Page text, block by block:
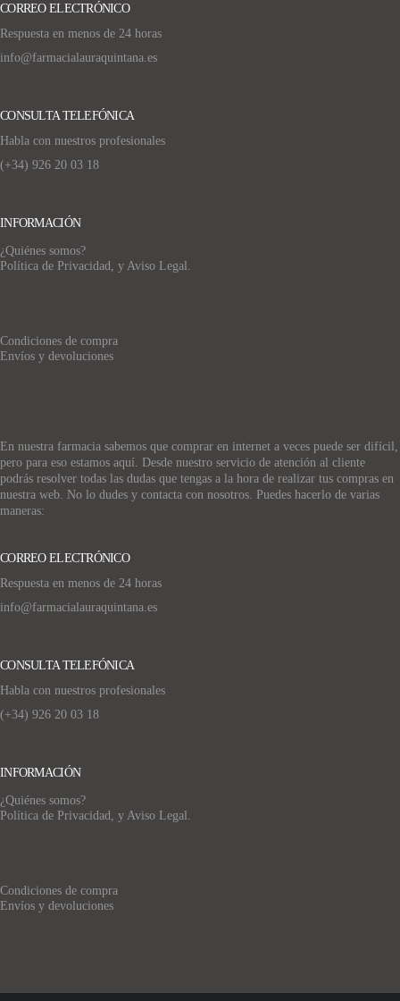
CORREO ELECTRÓNICO
Respuesta en menos de 24 horas
info@farmacialauraquintana.es
CONSULTA TELEFÓNICA
Habla con nuestros profesionales
(+34) 926 20 03 18
INFORMACIÓN
¿Quiénes somos?
Política de Privacidad, y Aviso Legal.
Condiciones de compra
Envíos y devoluciones
En nuestra farmacia sabemos que comprar en internet a veces puede ser difícil,
pero para eso estamos aquí. Desde nuestro servicio de atención al cliente
podrás resolver todas las dudas que tengas a la hora de realizar tus compras en
nuestra web. No lo dudes y contacta con nosotros. Puedes hacerlo de varias
maneras:
CORREO ELECTRÓNICO
Respuesta en menos de 24 horas
info@farmacialauraquintana.es
CONSULTA TELEFÓNICA
Habla con nuestros profesionales
(+34) 926 20 03 18
INFORMACIÓN
¿Quiénes somos?
Política de Privacidad, y Aviso Legal.
Condiciones de compra
Envíos y devoluciones